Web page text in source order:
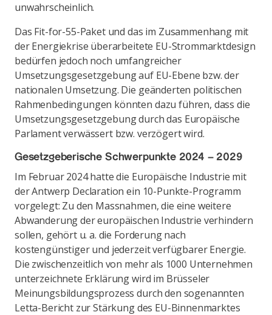
unwahrscheinlich.
Das Fit-for-55-Paket und das im Zusammenhang mit
der Energiekrise überarbeitete EU-Strommarktdesign
bedürfen jedoch noch umfangreicher
Umsetzungsgesetzgebung auf EU-Ebene bzw. der
nationalen Umsetzung. Die geänderten politischen
Rahmenbedingungen könnten dazu führen, dass die
Umsetzungsgesetzgebung durch das Europäische
Parlament verwässert bzw. verzögert wird.
Gesetzgeberische Schwerpunkte 2024 – 2029
Im Februar 2024 hatte die Europäische Industrie mit
der Antwerp Declaration ein 10-Punkte-Programm
vorgelegt: Zu den Massnahmen, die eine weitere
Abwanderung der europäischen Industrie verhindern
sollen, gehört u. a. die Forderung nach
kostengünstiger und jederzeit verfügbarer Energie.
Die zwischenzeitlich von mehr als 1000 Unternehmen
unterzeichnete Erklärung wird im Brüsseler
Meinungsbildungsprozess durch den sogenannten
Letta-Bericht zur Stärkung des EU-Binnenmarktes